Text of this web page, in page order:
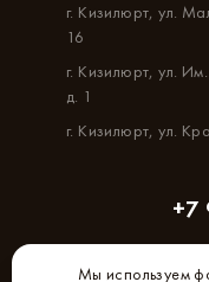
г. Кизилюрт, ул.
16
г. Кизилюрт, ул.
д. 1
г. Кизилюрт, ул.
+7
Мы используем